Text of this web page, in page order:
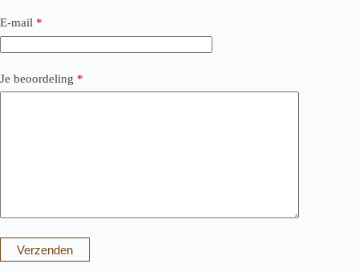
E-mail *
Je beoordeling *
Verzenden